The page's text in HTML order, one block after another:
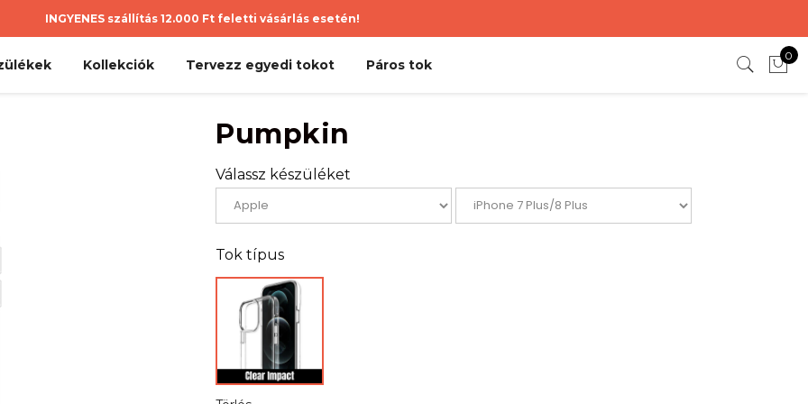
INGYENES szállítás 12.000 Ft feletti vásárlás esetén!
Kollekciók Tervezz egyedi tokot Páros tok
0
Pumpkin
Válassz készüléket
Tok típus